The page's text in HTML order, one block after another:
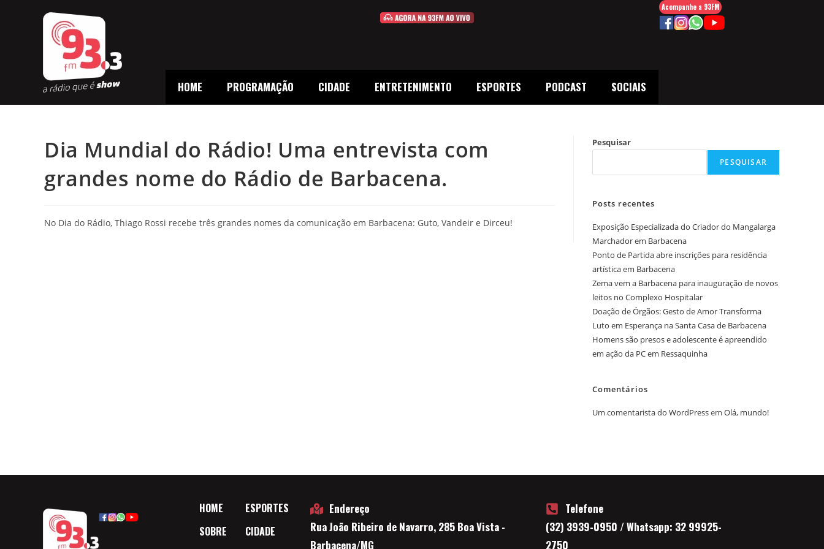
HOME PROGRAMAÇÃO CIDADE ENTRETENIMENTO ESPORTES PODCAST SOCIAIS
Acompanhe a 93FM
Dia Mundial do Rádio! Uma entrevista com
grandes nome do Rádio de Barbacena.
No Dia do Rádio, Thiago Rossi recebe três grandes nomes da comunicação em Barbacena: Guto, Vandeir e Dirceu!
Pesquisar
PESQUISAR
Posts recentes
Exposição Especializada do Criador do Mangalarga
Marchador em Barbacena
Ponto de Partida abre inscrições para residência
artística em Barbacena
Zema vem a Barbacena para inauguração de novos
leitos no Complexo Hospitalar
Doação de Órgãos: Gesto de Amor Transforma
Luto em Esperança na Santa Casa de Barbacena
Homens são presos e adolescente é apreendido
em ação da PC em Ressaquinha
Comentários
Um comentarista do WordPressem Olá, mundo!
HOME
SOBRE
ESPORTES
CIDADE
Endereço
Rua João Ribeiro de Navarro, 285 Boa Vista -
Barbacena/MG
Telefone
(32) 3939-0950 / Whatsapp: 32 99925-
2750